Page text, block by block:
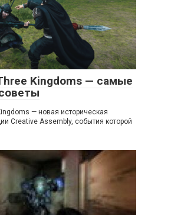
Kingdoms — самые
— новая историческая
Creative Assembly, события которой